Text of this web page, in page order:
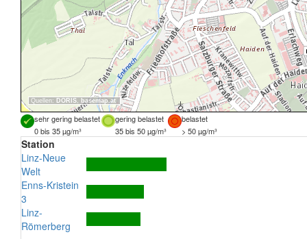
Quellen: DORIS, basemap.at
sehr gering belastet gering belastet
belastet
0 bis 35 µg/m³
35 bis 50 µg/m³ > 50 µg/m³
Station
Linz-Neue
Welt
Enns-Kristein
3
Linz-
Römerberg